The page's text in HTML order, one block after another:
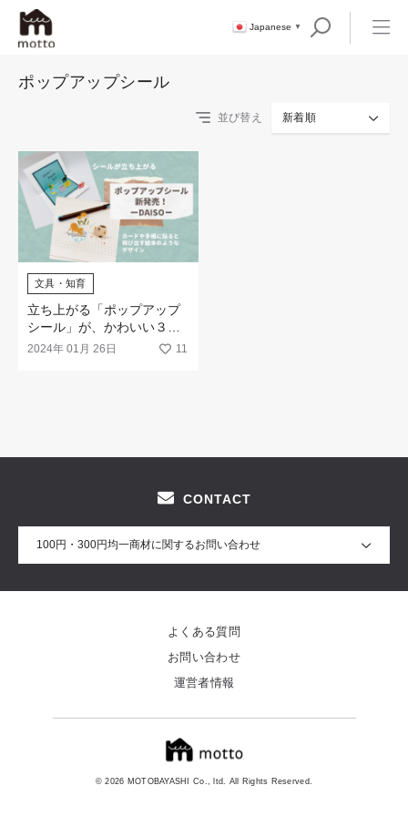
Japanese ▼
ポップアップシール
並び替え 新着順
文具・知育
立ち上がる「ポップアップ
シール」が、かわいい３柄
で新登場！
2024年 01月 26日 11
CONTACT
100円・300円均一商材に関するお問い合わせ
© 2026 MOTOBAYASHI Co., ltd. All Rights Reserved.
よくある質問
お問い合わせ
運営者情報